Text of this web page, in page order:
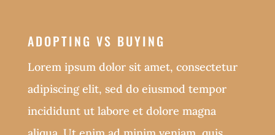
ADOPTING VS BUYING
Lorem ipsum dolor sit amet, consectetur
adipiscing elit, sed do eiusmod tempor
incididunt ut labore et dolore magna